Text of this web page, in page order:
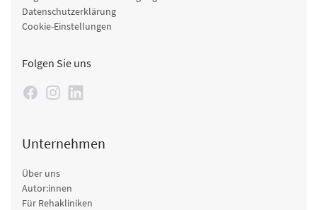
Datenschutzerklärung
Cookie-Einstellungen
Folgen Sie uns
Unternehmen
Über uns
Autor:innen
Für Rehakliniken